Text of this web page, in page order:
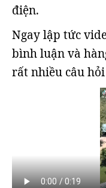
điện.
Ngay lập tức
bình luận và
rất nhiều câu